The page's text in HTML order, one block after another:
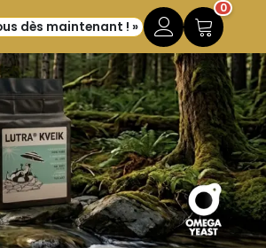
dès maintenant ! »
0